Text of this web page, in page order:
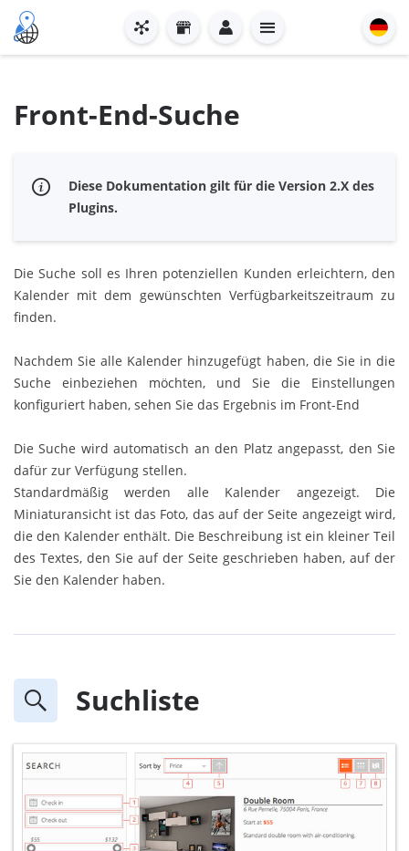
Front-End-Suche
Diese Dokumentation gilt für die Version 2.X des
Plugins.
Die Suche soll es Ihren potenziellen Kunden erleichtern, den
Kalender mit dem gewünschten Verfügbarkeitszeitraum zu
finden.
Nachdem Sie alle Kalender hinzugefügt haben, die Sie in die
Suche einbeziehen möchten, und Sie die Einstellungen
konfiguriert haben, sehen Sie das Ergebnis im Front-End
Die Suche wird automatisch an den Platz angepasst, den Sie
dafür zur Verfügung stellen.
Standardmäßig werden alle Kalender angezeigt. Die
Miniaturansicht ist das Foto, das auf der Seite angezeigt wird,
die den Kalender enthält. Die Beschreibung ist ein kleiner Teil
des Textes, den Sie auf der Seite geschrieben haben, auf der
Sie den Kalender haben.
Suchliste